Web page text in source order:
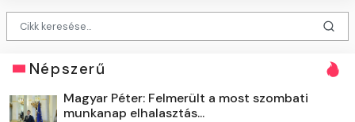
Népszerű
Magyar Péter: Felmerült a most szombati
munkanap elhalasztás...